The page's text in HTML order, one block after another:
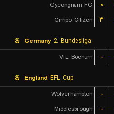
Gyeongnam FC
۰
Gimpo Citizen
۳
Germany 2. Bundesliga
VfL Bochum
-
England EFL Cup
Wolverhampton
-
Middlesbrough
-